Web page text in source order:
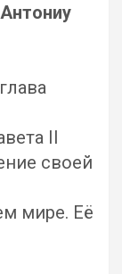
II
своей
мире. Её